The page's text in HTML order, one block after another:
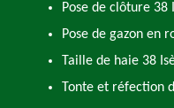
Pose de clôture 38
Pose de gazon en
Taille de haie 38
Tonte et réfection